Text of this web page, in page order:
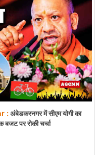
:अंबेडकरनगर में सीएम योगी का
पर रोकी चर्चा